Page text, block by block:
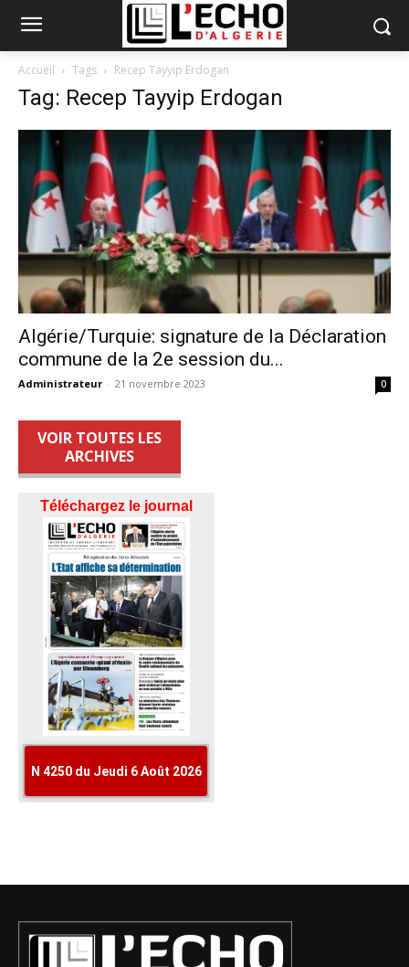
Accueil Tags Recep Tayyip Erdogan
Tag: Recep Tayyip Erdogan
Algérie/Turquie: signature de la Déclaration
commune de la 2e session du...
Administrateur - 21 novembre 2023 0
VOIR TOUTES LES
ARCHIVES